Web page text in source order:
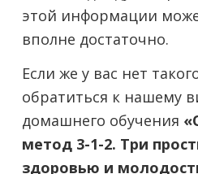
этой информации
вполне достаточно.
Если же у вас нет
обратиться к нашему
домашнего обучения
метод 3-1-2. Три
здоровью и